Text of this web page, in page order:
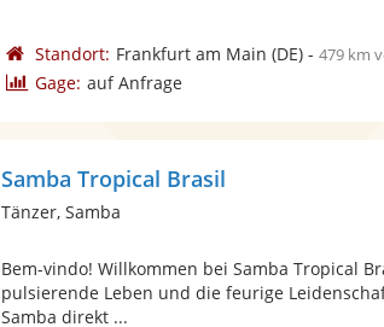
Standort: Frankfurt am Main (DE)- 479 km
Gage: auf Anfrage
Samba Tropical Brasil
Tänzer, Samba
Bem-vindo! Willkommen bei Samba Tropical
pulsierende Leben und die feurige
Samba direkt ...